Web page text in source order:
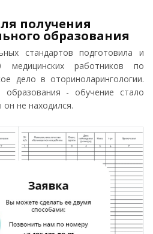
получения
образования
стандартов подготовила и
медицинских работников по
дело в оториноларингологии.
образования - обучение стало
не находился.